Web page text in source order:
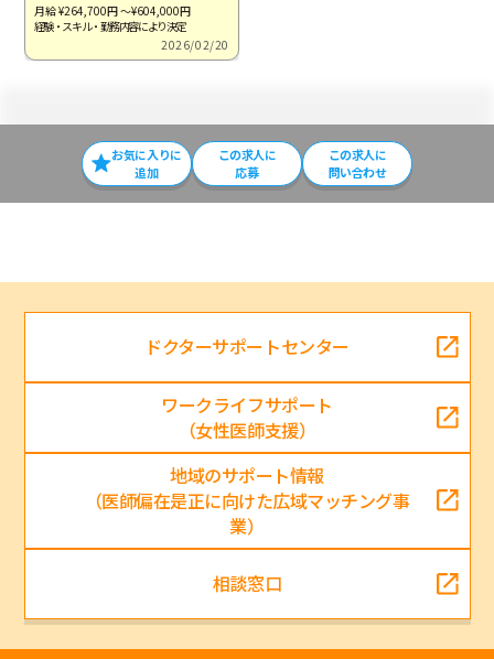
月給 ¥264,700円～¥604,000円
経験・スキル・勤務内容により決定
2026/02/20
お気に入りに
追加
この求⼈に
応募
この求人に
問い合わせ
ドクターサポートセンター
ワークライフサポート
（女性医師支援）
地域のサポート情報
（医師偏在是正に向けた広域マッチング事
業）
相談窓口